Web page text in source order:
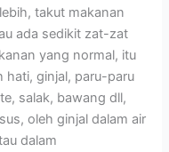
takut makanan
ada sedikit zat-zat
yang normal, itu
hati, ginjal, paru-paru
salak, bawang dll,
oleh ginjal dalam air
dalam